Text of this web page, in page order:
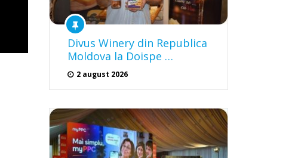
Divus Winery din Republica
Moldova la Doispe …
2 august 2026